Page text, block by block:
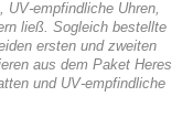
UV-empfindliche Uhren,
ließ. Sogleich bestellte
ersten und zweiten
aus dem Paket Heres
und UV-empfindliche